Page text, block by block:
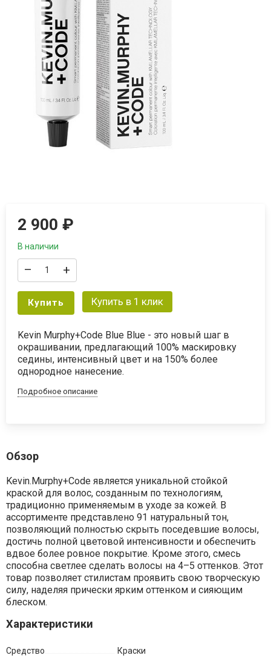
2 900₽
В наличии
– +
Купить Купить в 1 клик
Kevin Murphy+Code Blue Blue - это новый шаг в
окрашивании, предлагающий 100% маскировку
седины, интенсивный цвет и на 150% более
однородное нанесение.
Подробное описание
Обзор
Kevin.Murphy+Code является уникальной стойкой
краскойдля волос, созданным по технологиям,
традиционно применяемымв уходе за кожей. В
ассортименте представлено 91 натуральный тон,
позволяющий полностью скрыть поседевшие волосы,
достичь полной цветовой интенсивностии обеспечить
вдвое более ровное покрытие. Кроме этого, смесь
способна светлее сделать волосы на 4–5 оттенков. Этот
товар позволяет стилистам проявить свою творческую
силу, наделяя прически ярким оттенкоми сияющим
блеском.
Характеристики
Средство
Краски